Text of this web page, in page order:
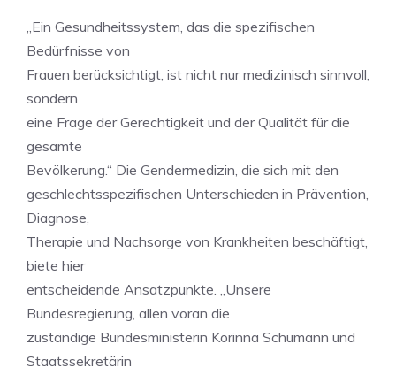
„Ein Gesundheitssystem, das die spezifischen
Bedürfnisse von
Frauen berücksichtigt, ist nicht nur medizinisch sinnvoll,
sondern
eine Frage der Gerechtigkeit und der Qualität für die
gesamte
Bevölkerung.“ Die Gendermedizin, die sich mit den
geschlechtsspezifischen Unterschieden in Prävention,
Diagnose,
Therapie und Nachsorge von Krankheiten beschäftigt,
biete hier
entscheidende Ansatzpunkte. „Unsere
Bundesregierung, allen voran die
zuständige Bundesministerin Korinna Schumann und
Staatssekretärin